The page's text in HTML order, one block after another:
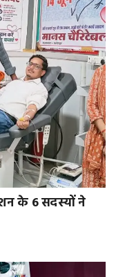
के 6 सदस्यों ने